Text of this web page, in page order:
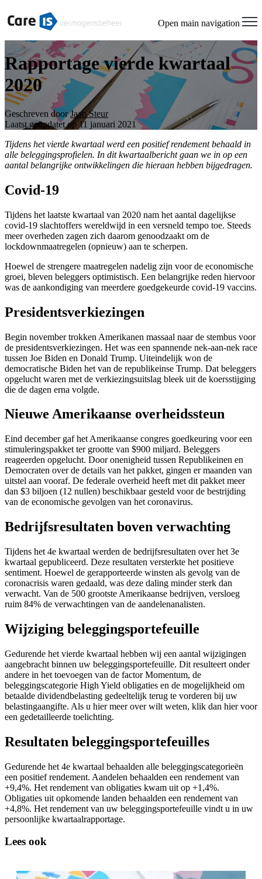
Open main navigation
Rapportage vierde kwartaal
2020
Geschreven doorJaap Steur
Laatst geüpdatet op 11 januari 2021
Tijdens het vierde kwartaal werd een positief rendement behaald in
alle beleggingsprofielen. In dit kwartaalbericht gaan we in op een
aantal belangrijke ontwikkelingen die hieraan hebben bijgedragen.
Covid-19
Tijdens het laatste kwartaal van 2020 nam het aantal dagelijkse
covid-19 slachtoffers wereldwijd in een versneld tempo toe. Steeds
meer overheden zagen zich daarom genoodzaakt om de
lockdownmaatregelen (opnieuw) aan te scherpen.
Hoewel de strengere maatregelen nadelig zijn voor de economische
groei, bleven beleggers optimistisch. Een belangrijke reden hiervoor
was de aankondiging van meerdere goedgekeurde covid-19 vaccins.
Presidentsverkiezingen
Begin november trokken Amerikanen massaal naar de stembus voor
de presidentsverkiezingen. Het was een spannende nek-aan-nek race
tussen Joe Biden en Donald Trump. Uiteindelijk won de
democratische Biden het van de republikeinse Trump. Dat beleggers
opgelucht waren met de verkiezingsuitslag bleek uit de koersstijging
die de dagen erna volgde.
Nieuwe Amerikaanse overheidssteun
Eind december gaf het Amerikaanse congres goedkeuring voor een
stimuleringspakket ter grootte van $900 miljard. Beleggers
reageerden opgelucht. Door onenigheid tussen Republikeinen en
Democraten over de details van het pakket, gingen er maanden van
uitstel aan vooraf. De federale overheid heeft met dit pakket meer
dan $3 biljoen (12 nullen) beschikbaar gesteld voor de bestrijding
van de economische gevolgen van het coronavirus.
Bedrijfsresultaten boven verwachting
Tijdens het 4e kwartaal werden de bedrijfsresultaten over het 3e
kwartaal gepubliceerd. Deze resultaten versterkte het positieve
sentiment. Hoewel de gerapporteerde winsten als gevolg van de
coronacrisis waren gedaald, was deze daling minder sterk dan
verwacht. Van de 500 grootste Amerikaanse bedrijven, versloeg
ruim 84% de verwachtingen van de aandelenanalisten.
Wijziging beleggingsportefeuille
Gedurende het vierde kwartaal hebben wij een aantal wijzigingen
aangebracht binnen uw beleggingsportefeuille. Dit resulteert onder
andere in het toevoegen van de factor Momentum, de
beleggingscategorie High Yield obligaties en de mogelijkheid om
betaalde dividendbelasting gedeeltelijk terug te vorderen bij uw
belastingaangifte. Als u hier meer over wilt weten, klik dan hier voor
een gedetailleerde toelichting.
Resultaten beleggingsportefeuilles
Gedurende het 4e kwartaal behaalden alle beleggingscategorieën
een positief rendement. Aandelen behaalden een rendement van
+9,4%. Het rendement van obligaties kwam uit op +1,4%.
Obligaties uit opkomende landen behaalden een rendement van
+4,8%. Het rendement van uw beleggingsportefeuille vindt u in uw
persoonlijke kwartaalrapportage.
Lees ook